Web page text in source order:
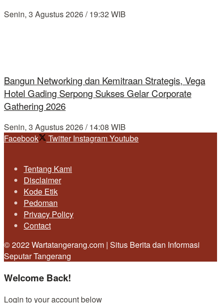
Senin, 3 Agustus 2026 / 19:32 WIB
Bangun Networking dan Kemitraan Strategis, Vega
Hotel Gading Serpong Sukses Gelar Corporate
Gathering 2026
Senin, 3 Agustus 2026 / 14:08 WIB
Facebook
Twitter InstagramYoutube
Tentang Kami
Disclaimer
Kode Etik
Pedoman
Privacy Policy
Contact
© 2022 Wartatangerang.com | Situs Berita dan Informasi
Seputar Tangerang
Welcome Back!
Login to your account below